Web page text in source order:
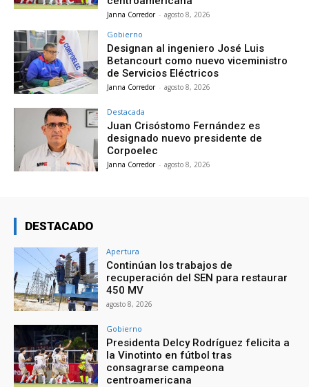
Janna Corredor - agosto 8, 2026
Gobierno
Designan al ingeniero José Luis
Betancourt como nuevo viceministro
de Servicios Eléctricos
Janna Corredor - agosto 8, 2026
Destacada
Juan Crisóstomo Fernández es
designado nuevo presidente de
Corpoelec
Janna Corredor - agosto 8, 2026
DESTACADO
Apertura
Continúan los trabajos de
recuperación del SEN para restaurar
450 MV
agosto 8, 2026
Gobierno
Presidenta Delcy Rodríguez felicita a
la Vinotinto en fútbol tras
consagrarse campeona
centroamericana